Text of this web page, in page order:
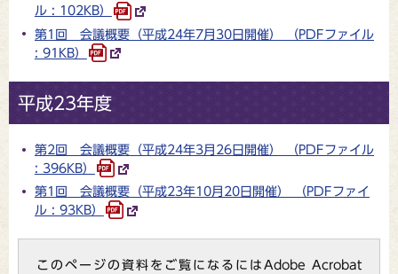
ル : 102KB）
第1回 会議概要（平成24年7月30日開催） （PDFファイル
: 91KB）
平成23年度
第2回 会議概要（平成24年3月26日開催） （PDFファイル
: 396KB）
第1回 会議概要（平成23年10月20日開催） （PDFファイ
ル : 93KB）
このページの資料をご覧になるにはAdobe Acrobat